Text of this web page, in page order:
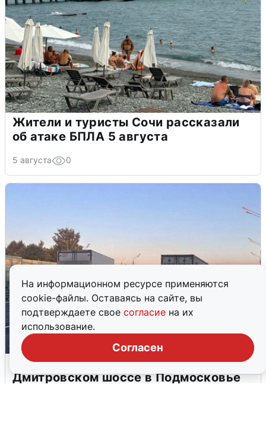
На информационном ресурсе применяются
cookie-файлы. Оставаясь на сайте, вы
подтверждаете свое согласие на их
использование.
Согласен
Жители и туристы Сочи рассказали
об атаке БПЛА 5 августа
5 августа 0
Пять машин столкнулись на
Дмитровском шоссе в Подмосковье